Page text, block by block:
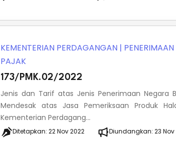
KEMENTERIAN PERDAGANGAN |
PAJAK
173/PMK.02/2022
Jenis dan Tarif atas Jenis Penerimaan Negara
Mendesak atas Jasa Pemeriksaan Produk
Kementerian Perdagang...
Ditetapkan:22 Nov 2022 Diundangkan:23